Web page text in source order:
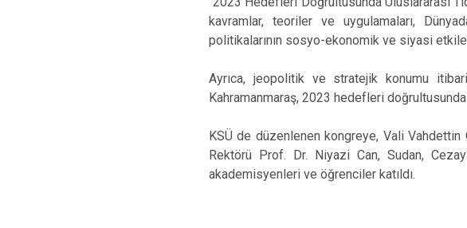
kavramlar, teoriler ve uygulamaları,
politikalarının sosyo-ekonomik ve siyasi
Ayrıca, jeopolitik ve stratejik konumu
Kahramanmaraş, 2023 hedefleri
KSÜ de düzenlenen kongreye, Vali Vahdettin
Rektörü Prof. Dr. Niyazi Can, Sudan,
akademisyenleri ve öğrenciler katıldı.